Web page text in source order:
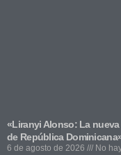
«Liranyi Alonso: La
de República
6 de agosto de 2026 No